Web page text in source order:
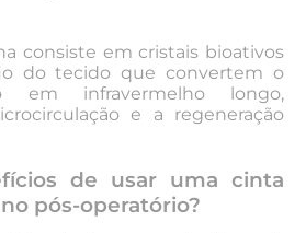
consiste em cristais bioativos
do tecido que convertem o
em infravermelho longo,
e a regeneração
de usar uma cinta
pós-operatório?